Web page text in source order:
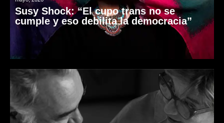
Susy Shock: “El cupo trans no se
cumple y eso debilita la democracia”